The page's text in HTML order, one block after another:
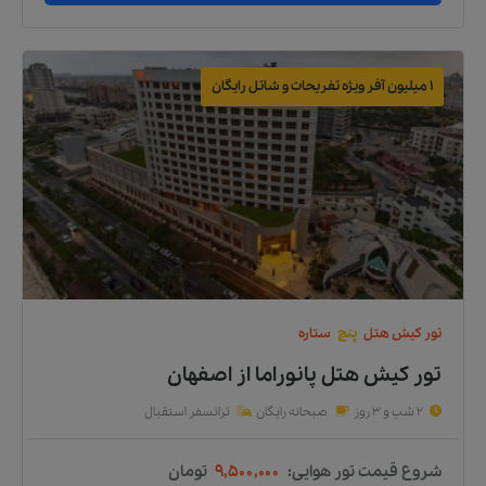
1 میلیون آفر ویژه تفریحات و شاتل رایگان
تور کیشهتل پنج ستاره
تور کیش هتل پانورامااز اصفهان
2 شب و 3 روز صبحانه رایگان ترانسفر استقبال
شروع قیمت تور هوایی: ۹,۵۰۰,۰۰۰ تومان